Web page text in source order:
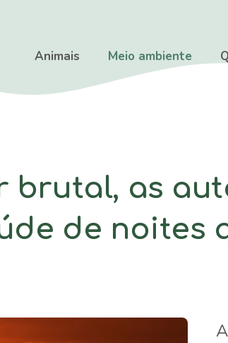
Animais Meio ambiente
brutal, as
de noites